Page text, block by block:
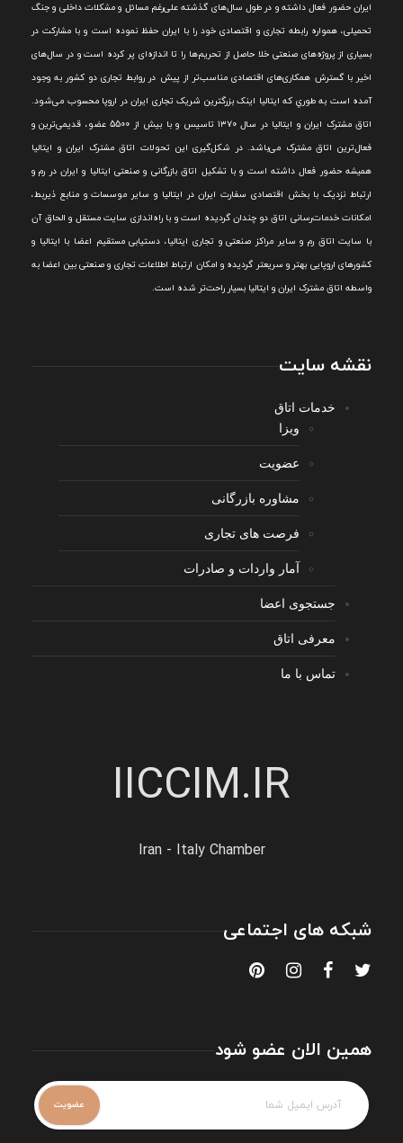
ايران حضور فعال داشته و در طول سال‌های گذشته علی‌رغم مسائل و مشکلات داخلی و جنگ
تحميلی، همواره رابطه تجاری و اقتصادی خود را با ايران حفظ نموده است و با مشارکت در
بسياری از پروژه‌های صنعتی خلا حاصل از تحريم‌ها را تا اندازه‌ای پر کرده است و در سال‌های
اخير با گسترش همکاری‌های اقتصادی مناسب‌تر از پيش در روابط تجاری دو کشور به وجود
آمده است به طوري که ايتاليا اينک بزرگترين شريک تجاری ايران در اروپا محسوب می‌شود.
اتاق مشترک ایران و ایتالیا در سال ۱۳۷۰ تاسیس و با بیش از 5500 عضو، قدیمی‌ترین و
فعال‌ترین اتاق مشترک می‌باشد.در شکل‌گيری اين تحولات اتاق مشترک ايران و ايتاليا
هميشه حضور فعال داشته است و با تشکيل اتاق بازرگانی و صنعتی ايتاليا و ايران در رم و
ارتباط نزديک با بخش اقتصادی سفارت ايران در ايتاليا و ساير موسسات و منابع ذيربط،
امکانات خدمات‌رسانی اتاق دو چندان گرديده است و با راه‌اندازی سايت مستقل و الحاق آن
با سايت اتاق رم و ساير مراکز صنعتی و تجاری ايتاليا، دستيابی مستقيم اعضا با ايتاليا و
کشورهای اروپایی بهتر و سريعتر گرديده و امکان ارتباط اطلاعات تجاری و صنعتی بين اعضا به
واسطه اتاق مشترک ایران و ایتالیا بسیار راحت‌تر شده است.
نقشه سایت
خدمات اتاق
ویزا
عضویت
مشاوره بازرگانی
فرصت های تجاری
آمار واردات و صادرات
جستجوی اعضا
معرفی اتاق
تماس با ما
IICCIM.IR
Iran - Italy Chamber
شبکه های اجتماعی
همین الان عضو شود